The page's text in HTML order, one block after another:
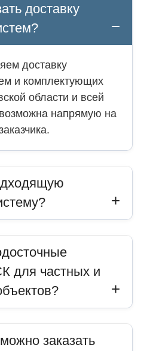
доставку
доставку
и комплектующих
области и всей
напрямую на
для частных и
заказать